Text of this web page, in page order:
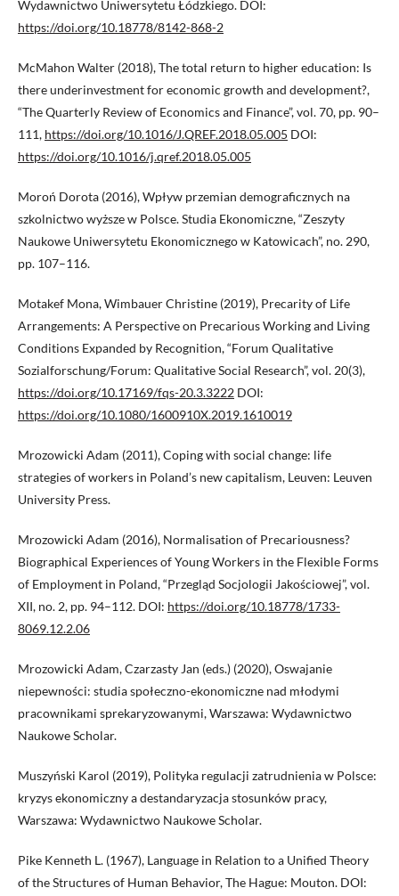
Wydawnictwo Uniwersytetu Łódzkiego. DOI:
https://doi.org/10.18778/8142-868-2
McMahon Walter (2018), The total return to higher education: Is
there underinvestment for economic growth and development?,
“The Quarterly Review of Economics and Finance”, vol. 70, pp. 90–
111, https://doi.org/10.1016/J.QREF.2018.05.005 DOI:
https://doi.org/10.1016/j.qref.2018.05.005
Moroń Dorota (2016), Wpływ przemian demograficznych na
szkolnictwo wyższe w Polsce. Studia Ekonomiczne, “Zeszyty
Naukowe Uniwersytetu Ekonomicznego w Katowicach”, no. 290,
pp. 107–116.
Motakef Mona, Wimbauer Christine (2019), Precarity of Life
Arrangements: A Perspective on Precarious Working and Living
Conditions Expanded by Recognition, “Forum Qualitative
Sozialforschung/Forum: Qualitative Social Research”, vol. 20(3),
https://doi.org/10.17169/fqs-20.3.3222 DOI:
https://doi.org/10.1080/1600910X.2019.1610019
Mrozowicki Adam (2011), Coping with social change: life
strategies of workers in Poland’s new capitalism, Leuven: Leuven
University Press.
Mrozowicki Adam (2016), Normalisation of Precariousness?
Biographical Experiences of Young Workers in the Flexible Forms
of Employment in Poland, “Przegląd Socjologii Jakościowej”, vol.
XII, no. 2, pp. 94–112. DOI: https://doi.org/10.18778/1733-
8069.12.2.06
Mrozowicki Adam, Czarzasty Jan (eds.) (2020), Oswajanie
niepewności: studia społeczno-ekonomiczne nad młodymi
pracownikami sprekaryzowanymi, Warszawa: Wydawnictwo
Naukowe Scholar.
Muszyński Karol (2019), Polityka regulacji zatrudnienia w Polsce:
kryzys ekonomiczny a destandaryzacja stosunków pracy,
Warszawa: Wydawnictwo Naukowe Scholar.
Pike Kenneth L. (1967), Language in Relation to a Unified Theory
of the Structures of Human Behavior, The Hague: Mouton. DOI: